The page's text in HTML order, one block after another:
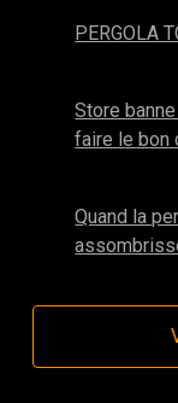
PERGOLA
Store
faire le bon
Quand la